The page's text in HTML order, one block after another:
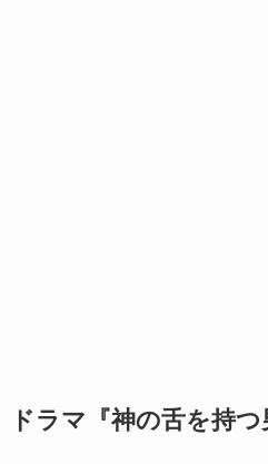
ドラマ『神の舌を持